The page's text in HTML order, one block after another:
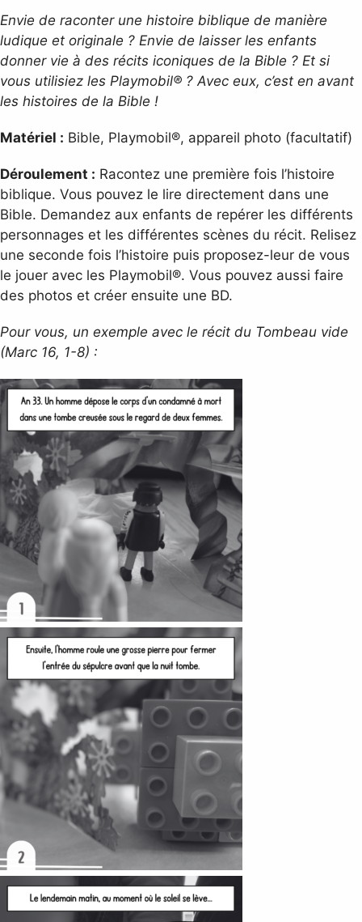
Envie de raconter une histoire biblique de manière
ludique et originale ? Envie de laisser les enfants
donner vie à des récits iconiques de la Bible ? Et si
vous utilisiez les Playmobil® ? Avec eux, c’est en avant
les histoires de la Bible !
Matériel : Bible, Playmobil®, appareil photo (facultatif)
Déroulement : Racontez une première fois l’histoire
biblique. Vous pouvez le lire directement dans une
Bible. Demandez aux enfants de repérer les différents
personnages et les différentes scènes du récit. Relisez
une seconde fois l’histoire puis proposez-leur de vous
le jouer avec les Playmobil®. Vous pouvez aussi faire
des photos et créer ensuite une BD.
Pour vous, un exemple avec le récit du Tombeau vide
(Marc 16, 1-8) :